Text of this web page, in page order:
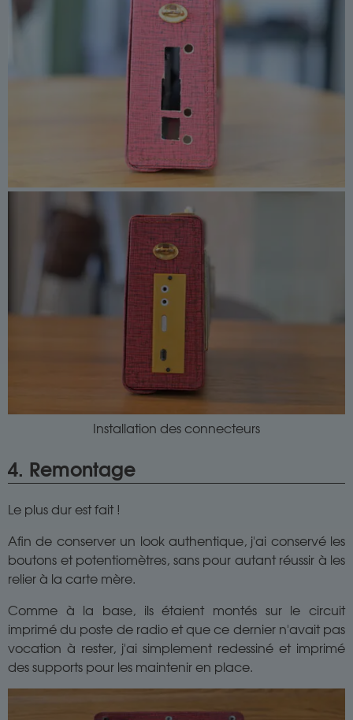
Installation des connecteurs
4. Remontage
Le plus dur est fait !
Afin de conserver un look authentique, j'ai conservé les
boutons et potentiomètres, sans pour autant réussir à les
relier à la carte mère.
Comme à la base, ils étaient montés sur le circuit
imprimé du poste de radio et que ce dernier n'avait pas
vocation à rester, j'ai simplement redessiné et imprimé
des supports pour les maintenir en place.